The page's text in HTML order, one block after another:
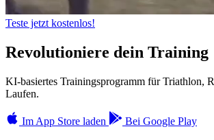
Teste jetzt kostenlos!
Revolutioniere dein Training
KI-basiertes Trainingsprogramm für Triathlon,
Laufen.
Im App Store laden Bei Google Play